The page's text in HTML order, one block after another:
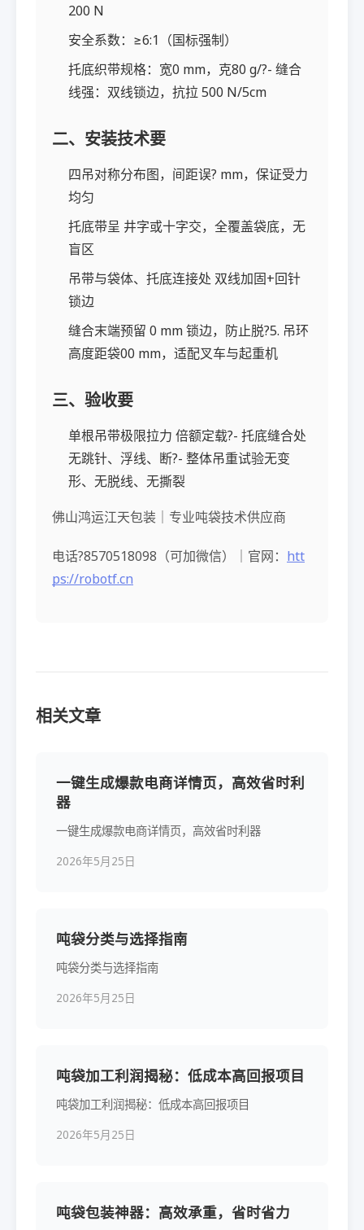
200 N
安全系数：≥6:1（国标强制）
托底织带规格：宽0 mm，克80 g/?- 缝合
线强：双线锁边，抗拉 500 N/5cm
二、安装技术要
四吊对称分布图，间距误? mm，保证受力
均匀
托底带呈 井字或十字交，全覆盖袋底，无
盲区
吊带与袋体、托底连接处 双线加固+回针
锁边
缝合末端预留 0 mm 锁边，防止脱?5. 吊环
高度距袋00 mm，适配叉车与起重机
三、验收要
单根吊带极限拉力 倍额定载?- 托底缝合处
无跳针、浮线、断?- 整体吊重试验无变
形、无脱线、无撕裂
佛山鸿运江天包装｜专业吨袋技术供应商
电话?8570518098（可加微信）｜官网： htt
ps://robotf.cn
相关文章
一键生成爆款电商详情页，高效省时利
器
一键生成爆款电商详情页，高效省时利器
2026年5月25日
吨袋分类与选择指南
吨袋分类与选择指南
2026年5月25日
吨袋加工利润揭秘：低成本高回报项目
吨袋加工利润揭秘：低成本高回报项目
2026年5月25日
吨袋包装神器：高效承重，省时省力